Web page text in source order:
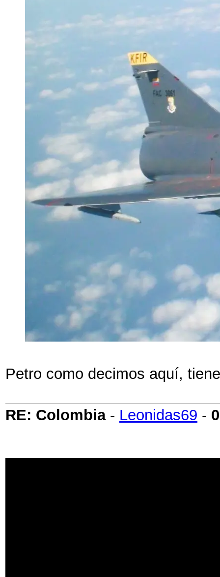
Petro como decimos aquí,
RE: Colombia- Leonidas69 -